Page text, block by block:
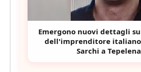
Emergono nuovi dettagli
dell'imprenditore italiano
Sarchi a Tepelena